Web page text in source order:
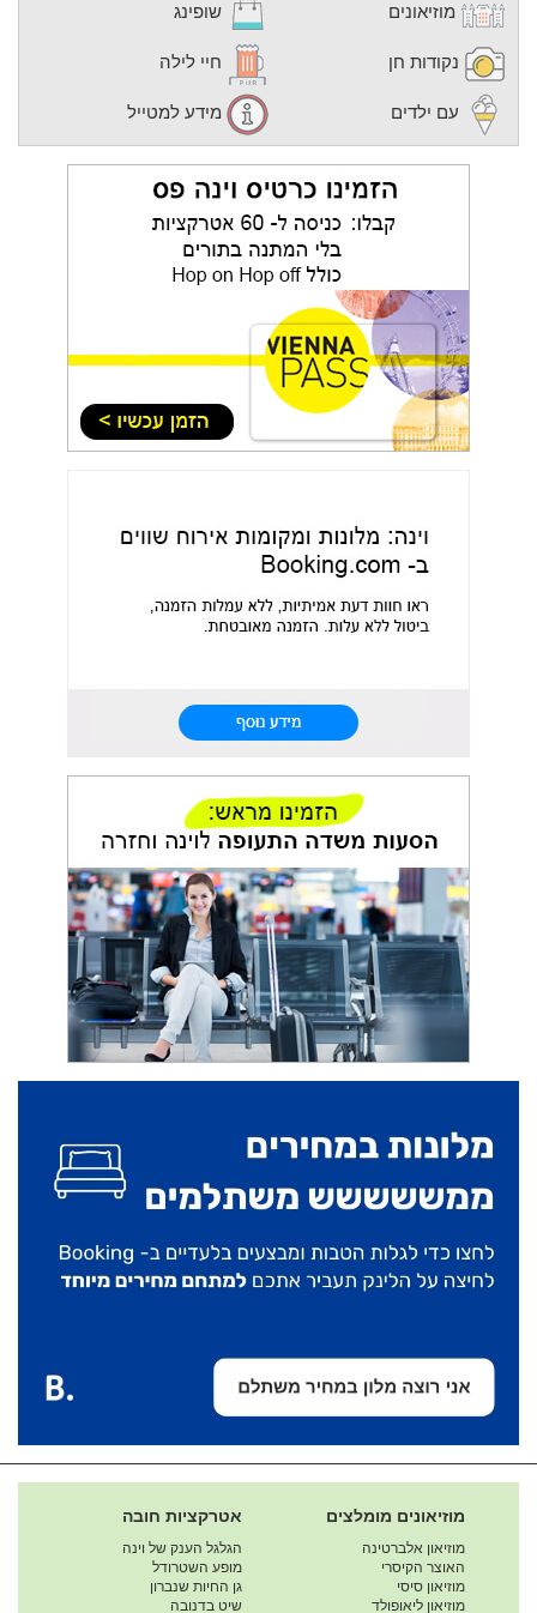
מוזיאונים שופינג
נקודות חן חיי לילה
עם ילדים מידע למטייל
מוזיאונים מומלצים
מוזיאון אלברטינה
האוצר הקיסרי
מוזיאון סיסי
מוזיאון ליאופולד
אטרקציות חובה
הגלגל הענק של וינה
מופע השטרודל
גן החיות שנברון
שיט בדנובה